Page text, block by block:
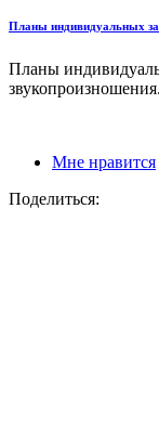
Планы индивидуальных
Планы
Мне нравится
Поделиться: